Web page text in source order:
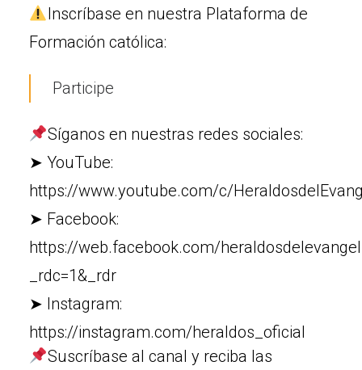
Inscríbase en nuestra Plataforma de
Formación católica:
Participe
Síganos en nuestras redes sociales:
➤ YouTube:
https://www.youtube.com/c/
➤ Facebook:
https://web.facebook.com/
_rdc=1&_rdr
➤ Instagram:
https://instagram.com/heraldos_oficial
Suscríbase al canal y reciba las